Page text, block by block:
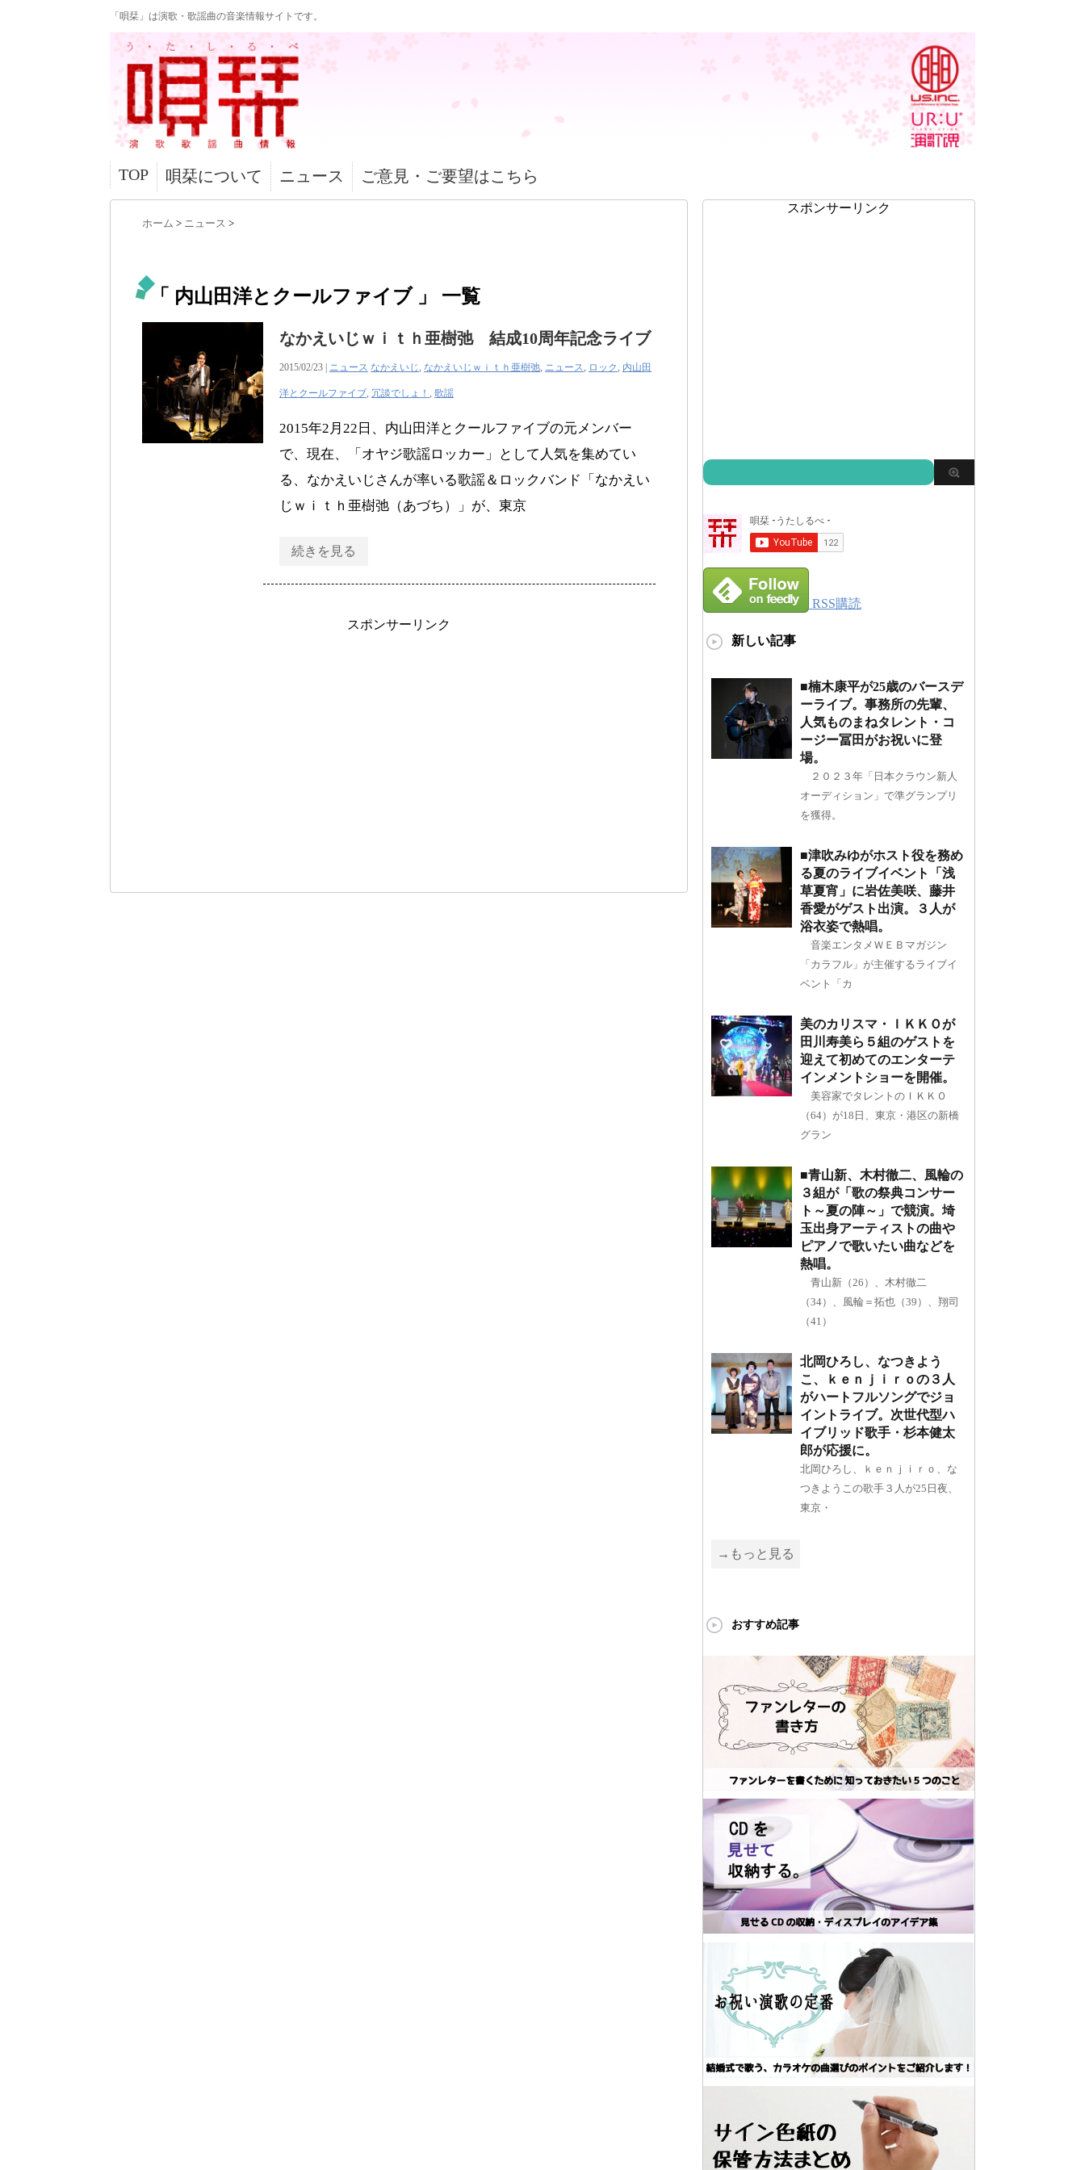
「唄栞」は演歌・歌謡曲の音楽情報サイトです。
TOP 唄栞について ニュース ご意見・ご要望はこちら
ホーム > ニュース >
「 内山田洋とクールファイブ 」 一覧
なかえいじｗｉｔｈ亜樹弛 結成10周年記念ライブ
2015/02/23 | ニュース なかえいじ, なかえいじｗｉｔｈ亜樹弛, ニュース, ロック, 内山田
洋とクールファイブ, 冗談でしょ！ , 歌謡
2015年2月22日、内山田洋とクールファイブの元メンバー
で、現在、「オヤジ歌謡ロッカー」として人気を集めてい
る、なかえいじさんが率いる歌謡＆ロックバンド「なかえい
じｗｉｔｈ亜樹弛（あづち）」が、東京
続きを見る
スポンサーリンク
スポンサーリンク
RSS購読
新しい記事
■楠木康平が25歳のバースデ
ーライブ。事務所の先輩、
人気ものまねタレント・コ
ージー冨田がお祝いに登
場。
２０２３年「日本クラウン新人
オーディション」で準グランプリ
を獲得。
■津吹みゆがホスト役を務め
る夏のライブイベント「浅
草夏宵」に岩佐美咲、藤井
香愛がゲスト出演。３人が
浴衣姿で熱唱。
音楽エンタメＷＥＢマガジン
「カラフル」が主催するライブイ
ベント「カ
美のカリスマ・ＩＫＫＯが
田川寿美ら５組のゲストを
迎えて初めてのエンターテ
インメントショーを開催。
美容家でタレントのＩＫＫＯ
（64）が18日、東京・港区の新橋
グラン
■青山新、木村徹二、風輪の
３組が「歌の祭典コンサー
ト～夏の陣～」で競演。埼
玉出身アーティストの曲や
ピアノで歌いたい曲などを
熱唱。
青山新（26）、木村徹二
（34）、風輪＝拓也（39）、翔司
（41）
北岡ひろし、なつきよう
こ、ｋｅｎｊｉｒｏの３人
がハートフルソングでジョ
イントライブ。次世代型ハ
イブリッド歌手・杉本健太
郎が応援に。
北岡ひろし、ｋｅｎｊｉｒｏ、な
つきようこの歌手３人が25日夜、
東京・
→もっと見る
おすすめ記事